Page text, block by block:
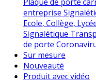
entreprise
Ecole, Collège,
Signalétique
de porte
Sur mesure
Nouveauté
Produit avec vidéo